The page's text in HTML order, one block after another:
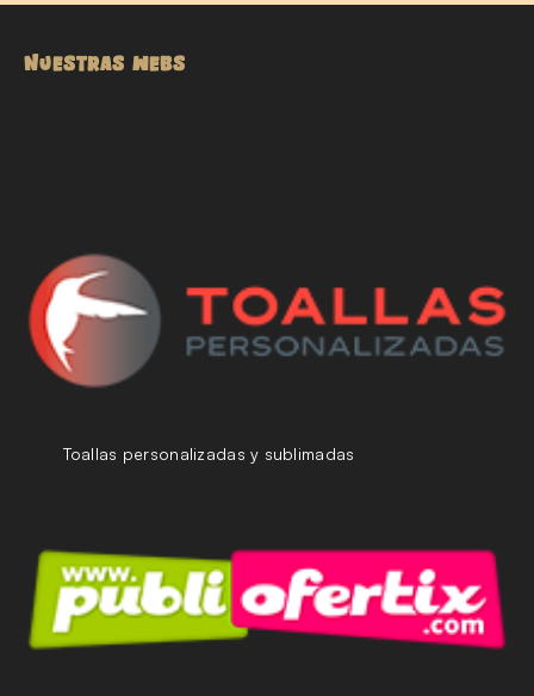
NUESTRAS WEBS
Toallas personalizadas y sublimadas